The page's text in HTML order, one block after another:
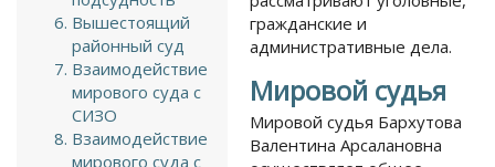
Вышестоящий
районный суд
Взаимодействие
мирового суда с
СИЗО
Взаимодействие
мирового суда с
гражданские и
административные дела.
Мировой судья
Мировой судья Бархутова
Валентина Арсалановна